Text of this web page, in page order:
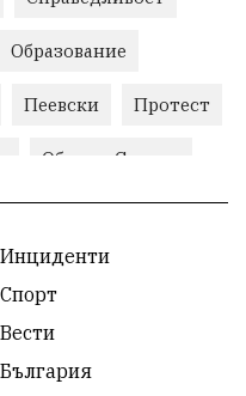
Образование
Пеевски Протест
ОбщинаСливен
МЕЧ
София
Инциденти
Спорт
Вести
България